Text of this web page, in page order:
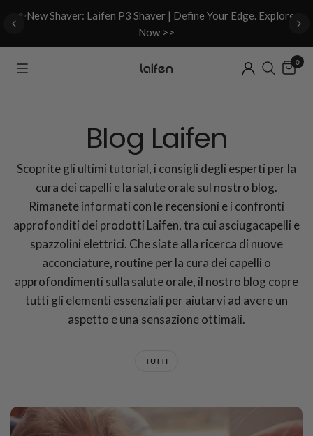
✨New Shaver: Laifen P3 Shaver | Define Your Edge. Explore
Now >>
0
Blog Laifen
Scoprite gli ultimi tutorial, i consigli degli esperti per la
cura dei capelli e la salute orale sul nostro blog.
Rimanete informati con le recensioni e i confronti
approfonditi dei prodotti Laifen, tra cui asciugacapelli e
spazzolini elettrici. Che siate alla ricerca di nuove
acconciature, routine per la cura dei capelli o
approfondimenti sulla salute orale, il nostro blog copre
tutti gli elementi essenziali per aiutarvi ad avere un
aspetto e una sensazione ottimali.
TUTTI